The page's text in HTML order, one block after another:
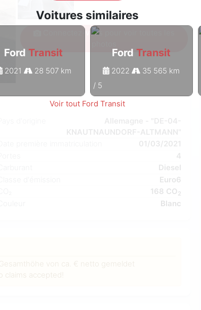
Voitures similaires
FordTransit
2021 28 507 km
FordTransit
2022 35 565 km
/ 5
Voir tout Ford Transit
Connectez-vous pour voir toutes les
4
Diesel
Euro6
168 CO 2
Blanc
von ca. € netto gemeldet
accepted!